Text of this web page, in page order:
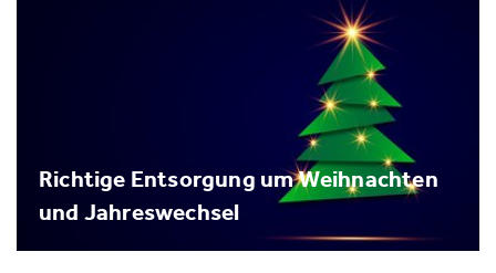
Richtige Entsorgung um Weihnachten
und Jahreswechsel